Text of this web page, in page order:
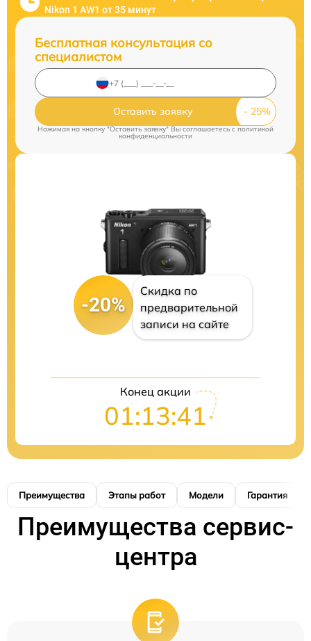
Nikon 1 AW1 от 35 минут
Бесплатная консультация со
специалистом
Оставить заявку
Нажимая на кнопку "Оставить заявку" Вы соглашаетесь cполитикой
конфиденциальности
-20%
Скидка по
предварительной
записи на сайте
Конец акции
01:13:40
Преимущества Этапы работ Модели Гарантия
Преимущества сервис-
центра